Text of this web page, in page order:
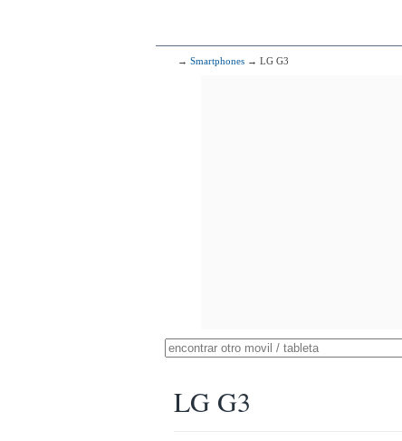
→ Smartphones → LG G3
LG G3